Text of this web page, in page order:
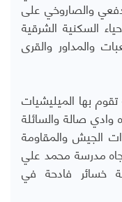
والصاروخي على
السكنية الشرقية
والمداور والقرى
بها الميليشيات
وادي صالة والسائلة
الجيش والمقاومة
مدرسة محمد علي
خسائر فادحة في